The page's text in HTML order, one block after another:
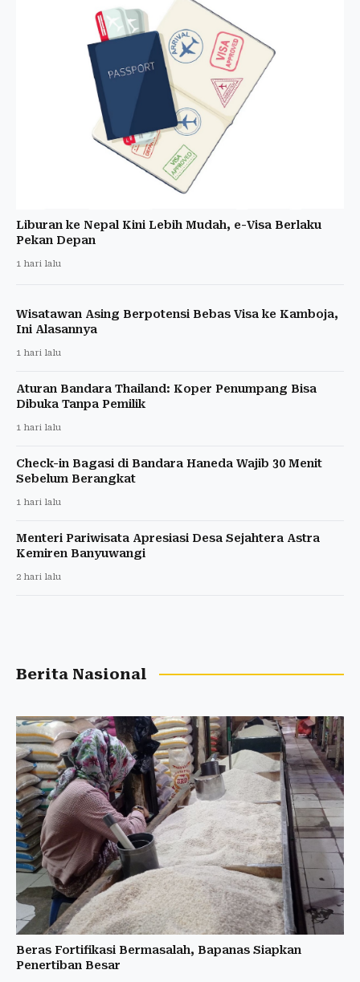
Liburan ke Nepal Kini Lebih Mudah, e-Visa Berlaku
Pekan Depan
1 hari lalu
Wisatawan Asing Berpotensi Bebas Visa ke Kamboja,
Ini Alasannya
1 hari lalu
Aturan Bandara Thailand: Koper Penumpang Bisa
Dibuka Tanpa Pemilik
1 hari lalu
Check-in Bagasi di Bandara Haneda Wajib 30 Menit
Sebelum Berangkat
1 hari lalu
Menteri Pariwisata Apresiasi Desa Sejahtera Astra
Kemiren Banyuwangi
2 hari lalu
Berita Nasional
Beras Fortifikasi Bermasalah, Bapanas Siapkan
Penertiban Besar